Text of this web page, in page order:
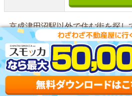
京成津田沼駅以外で住む街を探し
住みやすい街をまとめました。上
クセスの良さ、家賃相場の低さ
です。